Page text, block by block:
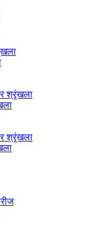
श्रृंखला
श्रृंखला